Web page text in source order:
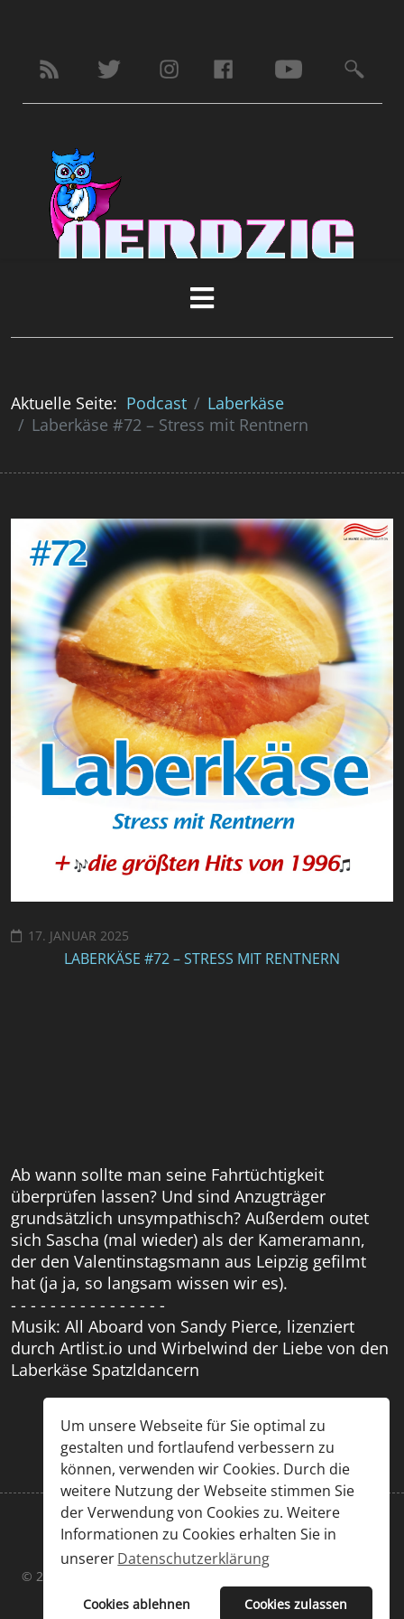
Um unsere Webseite für Sie optimal zu
gestalten und fortlaufend verbessern zu
können, verwenden wir Cookies. Durch die
weitere Nutzung der Webseite stimmen Sie
der Verwendung von Cookies zu. Weitere
Informationen zu Cookies erhalten Sie in
unsererDatenschutzerklärung
Cookies ablehnen Cookies zulassen
Aktuelle Seite: Podcast
Laberkäse
Laberkäse #72 – Stress mit Rentnern
17. JANUAR 2025
LABERKÄSE #72 – STRESS MIT RENTNERN
Ab wann sollte man seine Fahrtüchtigkeit
überprüfen lassen? Und sind Anzugträger
grundsätzlich unsympathisch? Außerdem outet
sich Sascha (mal wieder) als der Kameramann,
der den Valentinstagsmann aus Leipzig gefilmt
hat (ja ja, so langsam wissen wir es).
- - - - - - - - - - - - - - - -
Musik: All Aboard von Sandy Pierce, lizenziert
durch Artlist.io und Wirbelwind der Liebe von den
Laberkäse Spatzldancern
Impressum Datenschutz
© 2026 Chris Großöhmigen & Sascha Kummer. Designed By
JoomShaper